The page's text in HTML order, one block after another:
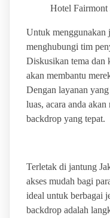
Untuk menggunakan
menghubungi tim
Diskusikan tema dan
akan membantu
Dengan layanan
luas, acara anda
backdrop yang tepat.
Terletak di jantung
akses mudah bagi
ideal untuk berbagai
backdrop adalah